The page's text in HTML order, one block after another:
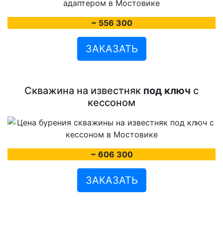
~ 556 300
ЗАКАЗАТЬ
Скважина на известняк под ключ с
кессоном
~ 606 300
ЗАКАЗАТЬ